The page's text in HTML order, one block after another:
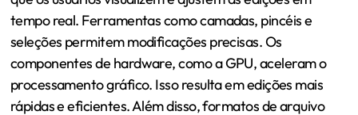
tempo real. Ferramentas como camadas, pincéis e
seleções permitem modificações precisas. Os
componentes de hardware, como a GPU, aceleram o
processamento gráfico. Isso resulta em edições mais
rápidas e eficientes. Além disso, formatos de arquivo